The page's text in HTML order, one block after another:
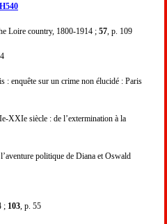
H540
Loire country, 1800-1914 ; 57 , p. 109
: enquête sur un crime non élucidé : Paris
siècle : de l’extermination à la
politique de Diana et Oswald
; 103 , p. 55